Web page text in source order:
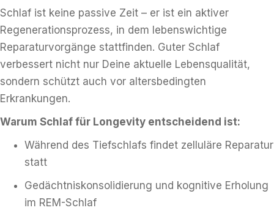
Schlaf ist keine passive Zeit – er ist ein aktiver
Regenerationsprozess, in dem lebenswichtige
Reparaturvorgänge stattfinden. Guter Schlaf
verbessert nicht nur Deine aktuelle Lebensqualität,
sondern schützt auch vor altersbedingten
Erkrankungen.
Warum Schlaf für Longevity entscheidend ist:
Während des Tiefschlafs findet zelluläre Reparatur
statt
Gedächtniskonsolidierung und kognitive Erholung
im REM-Schlaf